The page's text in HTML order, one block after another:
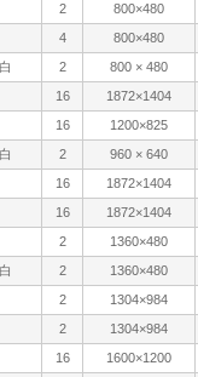
2
800×480
4
800×480
2
800 × 480
16
1872×1404
16
1200×825
2
960 × 640
16
1872×1404
16
1872×1404
2
1360×480
2
1360×480
2
1304×984
2
1304×984
16
1600×1200